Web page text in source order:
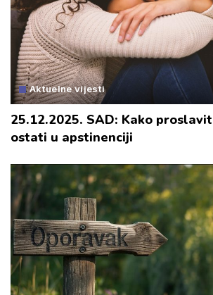
Aktuelne vijesti
25.12.2025. SAD: Kako
ostati u apstinenciji